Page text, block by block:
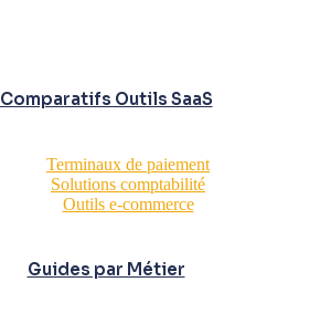
Comparatifs Outils SaaS
Terminaux de paiement
Solutions comptabilité
Outils e-commerce
Guides par Métier